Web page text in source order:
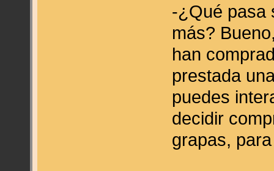
-¿Qué pasa
más?
han
prestada
puedes
decidir
grapas,